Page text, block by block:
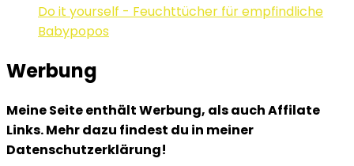
Do it yourself - Feuchttücher für empfindliche
Babypopos
Werbung
Meine Seite enthält Werbung, als auch Affilate
Links. Mehr dazu findest du in meiner
Datenschutzerklärung!